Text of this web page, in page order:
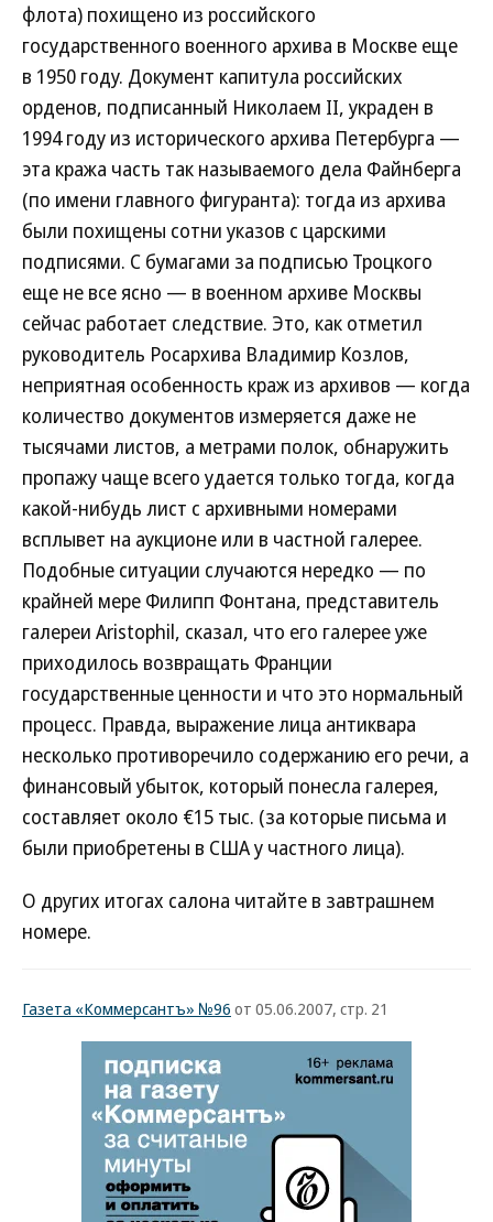
флота) похищено из российского
государственного военного архива в Москве еще
в 1950 году. Документ капитула российских
орденов, подписанный Николаем II, украден в
1994 году из исторического архива Петербурга —
эта кража часть так называемого дела Файнберга
(по имени главного фигуранта): тогда из архива
были похищены сотни указов с царскими
подписями. С бумагами за подписью Троцкого
еще не все ясно — в военном архиве Москвы
сейчас работает следствие. Это, как отметил
руководитель Росархива Владимир Козлов,
неприятная особенность краж из архивов — когда
количество документов измеряется даже не
тысячами листов, а метрами полок, обнаружить
пропажу чаще всего удается только тогда, когда
какой-нибудь лист с архивными номерами
всплывет на аукционе или в частной галерее.
Подобные ситуации случаются нередко — по
крайней мере Филипп Фонтана, представитель
галереи Aristophil, сказал, что его галерее уже
приходилось возвращать Франции
государственные ценности и что это нормальный
процесс. Правда, выражение лица антиквара
несколько противоречило содержанию его речи, а
финансовый убыток, который понесла галерея,
составляет около €15 тыс. (за которые письма и
были приобретены в США у частного лица).
О других итогах салона читайте в завтрашнем
номере.
Газета «Коммерсантъ» №96 от 05.06.2007, стр. 21